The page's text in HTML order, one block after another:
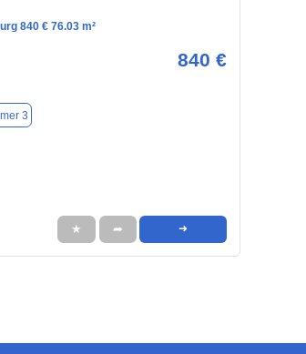
840 € 76.03 m²
840 €
3
★ ➦ ➜